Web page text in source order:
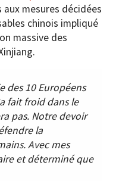
mesures décidées
chinois impliqué
massive des
des 10 Européens
fait froid dans le
pas. Notre devoir
la
Avec mes
et déterminé que